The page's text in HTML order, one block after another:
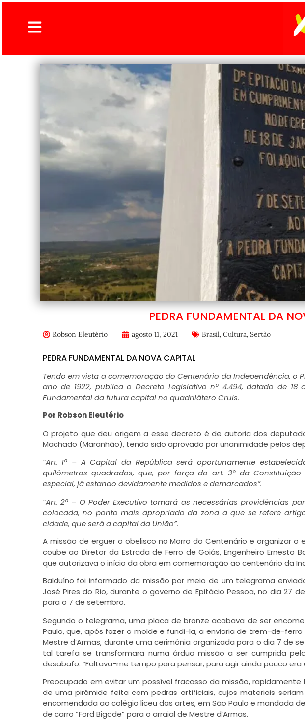
PEDRA FUNDAMENTAL DA
Robson Eleutério agosto 11, 2021 Brasil, Cultura, Sertão
PEDRA FUNDAMENTAL DA NOVA CAPITAL
Tendo em vista a comemoração do Centenário da Independência, o
ano de 1922, publica o Decreto Legislativo nº 4.494, datado de
Fundamental da futura capital no quadrilátero Cruls.
Por Robson Eleutério
O projeto que deu origem a esse decreto é de autoria dos
Machado (Maranhão), tendo sido aprovado por unanimidade pelos
“Art. 1º – A Capital da República será oportunamente
quilômetros quadrados, que, por força do art. 3º da
especial, já estando devidamente medidos e demarcados”.
“Art. 2º – O Poder Executivo tomará as necessárias providências
colocada, no ponto mais apropriado da zona a que se refere
cidade, que será a capital da União”.
A missão de erguer o obelisco no Morro do Centenário e organizar
coube ao Diretor da Estrada de Ferro de Goiás, Engenheiro Ernesto
que autorizava o início da obra em comemoração ao centenário da
Balduíno foi informado da missão por meio de um telegrama
José Pires do Rio, durante o governo de Epitácio Pessoa, no dia 27
para o 7 de setembro.
Segundo o telegrama, uma placa de bronze acabava de ser
Paulo, que, após fazer o molde e fundi-la, a enviaria de trem-de-
Mestre d’Armas, durante uma cerimônia organizada para o dia 7 de
tal tarefa se transformara numa árdua missão a ser cumprida
desabafo: “Faltava-me tempo para pensar; para agir ainda pouco era
Preocupado em evitar um possível fracasso da missão,
de uma pirâmide feita com pedras artificiais, cujos materiais
encomendada ao colégio liceu das artes, em São Paulo e mandada
de carro “Ford Bigode” para o arraial de Mestre d’Armas.